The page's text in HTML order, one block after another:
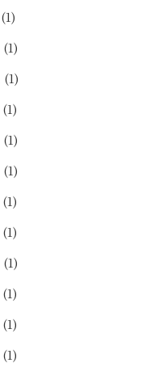
(1)
(1)
(1)
(1)
(1)
(1)
(1)
(1)
(1)
(1)
(1)
(1)